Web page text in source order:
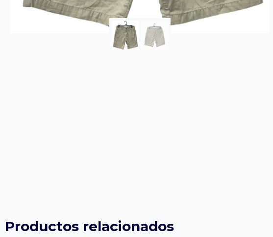
Productos relacionados